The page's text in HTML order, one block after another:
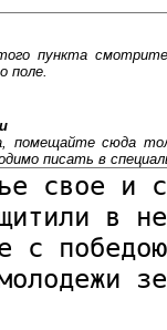
пункта
поле.
помещайте сюда
писать в